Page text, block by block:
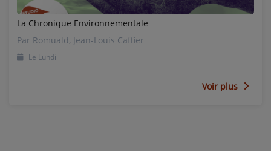
La Chronique Environnementale
Par Romuald, Jean-Louis Caffier
Le Lundi
Voir plus